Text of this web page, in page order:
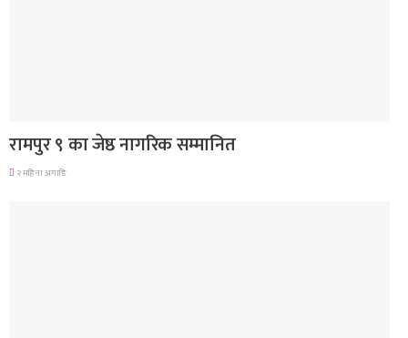
रामपुर ९ का जेष्ठ नागरिक सम्मानित
२ महिना अगाडि